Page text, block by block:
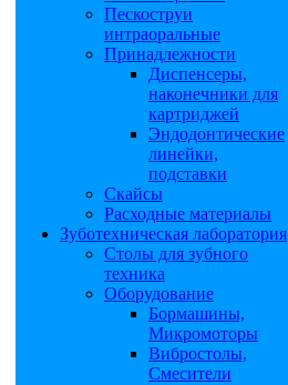
Пескоструи
интраоральные
Принадлежности
Диспенсеры,
наконечники для
картриджей
Эндодонтические
линейки,
подставки
Скайсы
Расходные материалы
Зуботехническая лаборатория
Столы для зубного
техника
Оборудование
Бормашины,
Микромоторы
Вибростолы,
Смесители